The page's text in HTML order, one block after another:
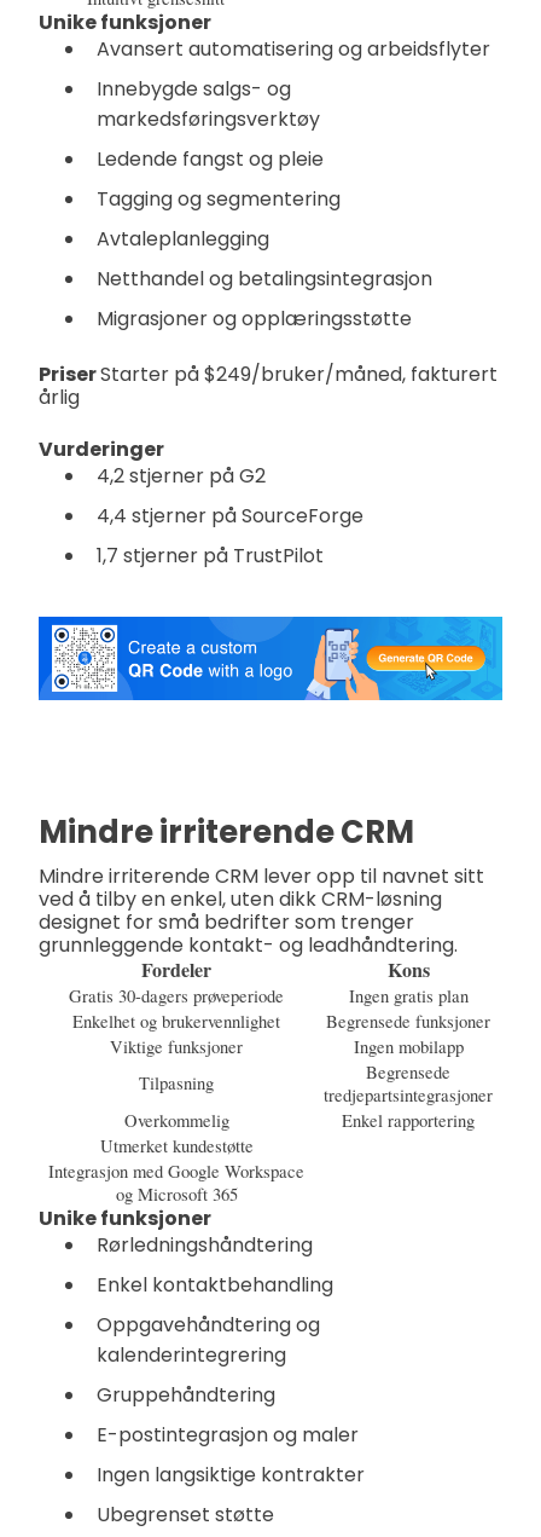
Unike funksjoner
Avansert automatisering og arbeidsflyter
Innebygde salgs- og
markedsføringsverktøy
Ledende fangst og pleie
Tagging og segmentering
Avtaleplanlegging
Netthandel og betalingsintegrasjon
Migrasjoner og opplæringsstøtte
PriserStarter på $249/bruker/måned, fakturert
årlig
Vurderinger
4,2 stjerner på G2
4,4 stjerner på SourceForge
1,7 stjerner på TrustPilot
Mindre irriterende CRM
Mindre irriterende CRM lever opp til navnet sitt
ved å tilby en enkel, uten dikk CRM-løsning
designet for små bedrifter som trenger
grunnleggende kontakt- og leadhåndtering.
Fordeler
Kons
Gratis 30-dagers prøveperiode
Ingen gratis plan
Enkelhet og brukervennlighet
Begrensede funksjoner
Viktige funksjoner
Ingen mobilapp
Tilpasning
Begrensede
tredjepartsintegrasjoner
Overkommelig
Enkel rapportering
Utmerket kundestøtte
Integrasjon med Google Workspace
og Microsoft 365
Unike funksjoner
Rørledningshåndtering
Enkel kontaktbehandling
Oppgavehåndtering og
kalenderintegrering
Gruppehåndtering
E-postintegrasjon og maler
Ingen langsiktige kontrakter
Ubegrenset støtte